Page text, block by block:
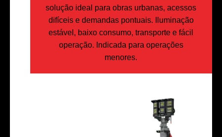
solução ideal para obras urbanas, acessos
difíceis e demandas pontuais. Iluminação
estável, baixo consumo, transporte e fácil
operação. Indicada para operações
menores.